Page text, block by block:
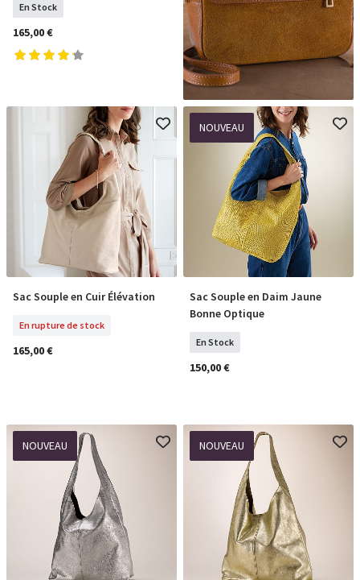
En Stock
165,00 €
En Rupture De Stock
Sac Souple en Cuir Élévation
En rupture de stock
165,00 €
NOUVEAU
COMMANDER
Sac Souple en Daim Jaune
Bonne Optique
En Stock
150,00 €
NOUVEAU NOUVEAU